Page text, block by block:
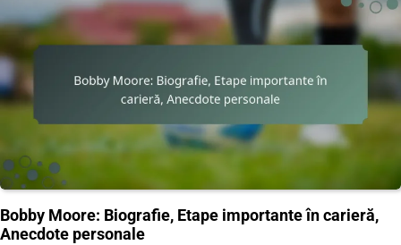
Bobby Moore: Biografie, Etape importante în carieră,
Anecdote personale